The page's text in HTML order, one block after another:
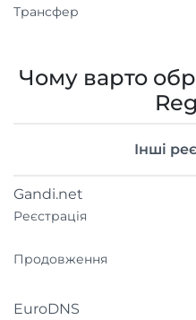
Трансфер
Чому варто
Інші
Gandi.net
Реєстрація
Продовження
EuroDNS